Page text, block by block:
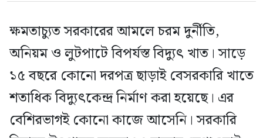
ক্ষমতাচ্যুত সরকারের আমলে চরম দুর্নীতি,
অনিয়ম ও লুটপাটে বিপর্যস্ত বিদ্যুৎ খাত। সাড়ে
১৫ বছরে কোনো দরপত্র ছাড়াই বেসরকারি খাতে
শতাধিক বিদ্যুৎকেন্দ্র নির্মাণ করা হয়েছে। এর
বেশিরভাগই কোনো কাজে আসেনি। সরকারি